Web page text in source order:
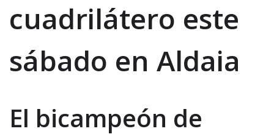
cuadrilátero este
sábado en Aldaia
El bicampeón de